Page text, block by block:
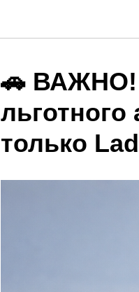
🚗 ВАЖНО!
только